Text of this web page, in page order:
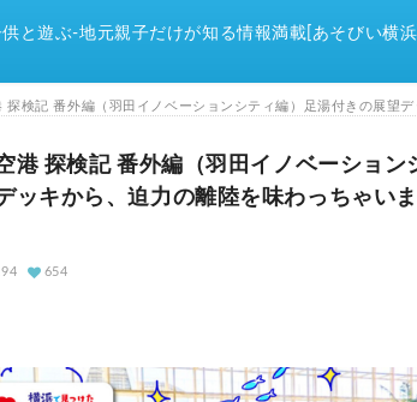
と遊ぶ-地元親子だけが知る情報満載[あそびい横浜]
探検記 番外編（羽田イノベーションシティ編）足湯付きの展望
港 探検記 番外編（羽田イノベーション
ッキから、迫力の離陸を味わっちゃい
654